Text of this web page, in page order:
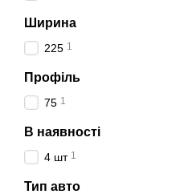
Ширина
225 1
Профіль
75 1
В наявності
4 шт 1
Тип авто